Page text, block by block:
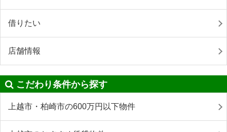
借りたい
店舗情報
こだわり条件から探す
上越市・柏崎市の600万円以下物件